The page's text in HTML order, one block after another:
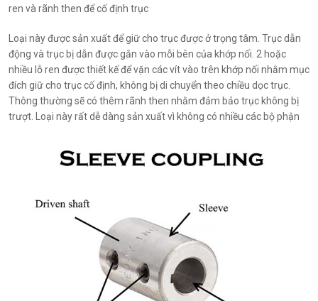
ren và rãnh then để cố định trục
Loại này được sản xuất để giữ cho trục được ở trọng tâm. Trục dẫn
động và trục bị dẫn được gắn vào mỗi bên của khớp nối. 2 hoặc
nhiều lỗ ren được thiết kế để vặn các vít vào trên khớp nối nhằm mục
đích giữ cho trục cố định, không bị di chuyển theo chiều dọc trục.
Thông thường sẽ có thêm rãnh then nhằm đảm bảo trục không bị
trượt. Loại này rất dễ dàng sản xuất vì không có nhiều các bộ phận